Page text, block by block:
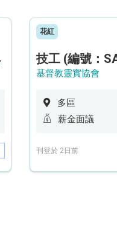
花紅
基督教靈實協會
多區
薪金面議
刊登於 2日前